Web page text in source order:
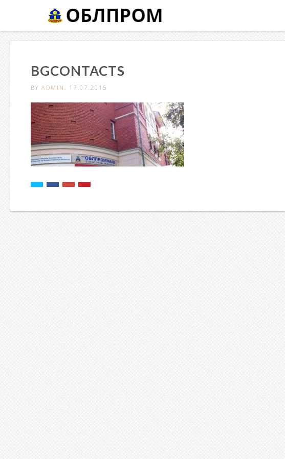
BGCONTACTS
BY ADMIN , 17.07.2015